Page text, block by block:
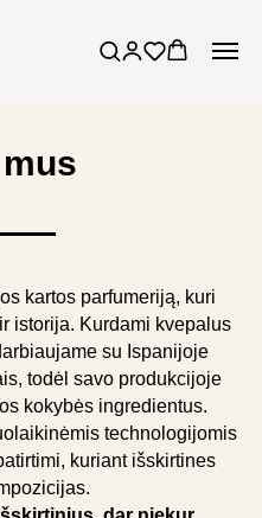
kartos parfumeriją, kuri
istorija. Kurdami kvepalus
su Ispanijoje
todėl savo produkcijoje
kokybės ingredientus.
technologijomis
kuriant išskirtines